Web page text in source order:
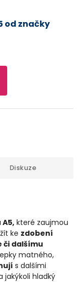
od značky
Diskuze
které zaujmou
ke zdobení
či dalšímu
matného,
s dalšími
jakýkoli hladký